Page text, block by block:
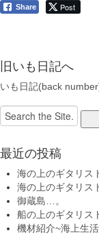
Share Post
旧いも日記へ
いも日記(back
Search
for:
最近の投稿
海の上のギタリス
海の上のギタリス
御蔵島…。
船の上のギタリス
機材紹介~海上生